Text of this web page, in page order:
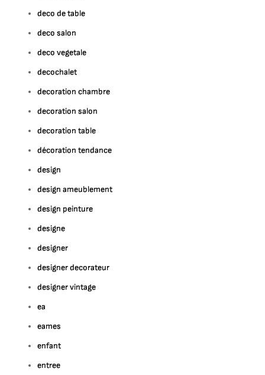
deco de table
deco salon
deco vegetale
decochalet
decoration chambre
decoration salon
decoration table
décoration tendance
design
design ameublement
design peinture
designe
designer
designer decorateur
designer vintage
ea
eames
enfant
entree